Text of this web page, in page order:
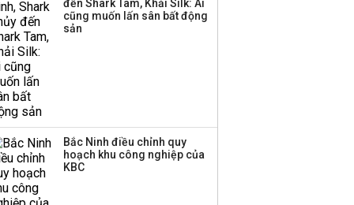
đến Shark Tam, Khải Silk: Ai
cũng muốn lấn sân bất động
sản
Bắc Ninh điều chỉnh quy
hoạch khu công nghiệp của
KBC